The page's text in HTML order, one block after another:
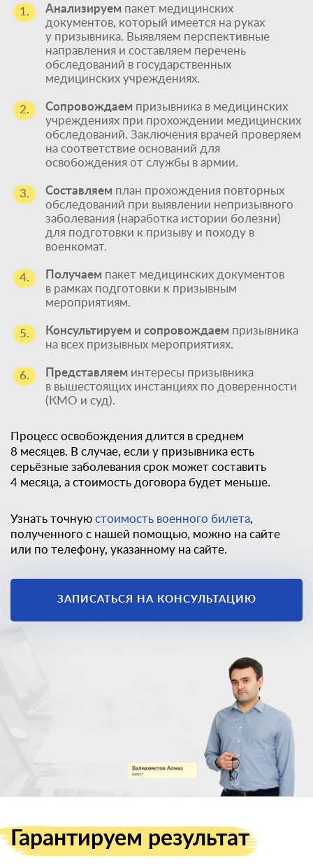
Единственный
законный способ
получить
1. Анализируем пакет медицинских
документов, который имеется на руках
у призывника. Выявляем перспективные
направления и составляем перечень
обследований в государственных
медицинских учреждениях.
2. Сопровождаем призывника в медицинских
учреждениях при прохождении медицинских
обследований. Заключения врачей проверяем
на соответствие оснований для
освобождения от службы в армии.
3. Составляем план прохождения повторных
обследований при выявлении непризывного
заболевания (наработка истории болезни)
для подготовки к призыву и походу в
военкомат.
4. Получаем пакет медицинских документов
в рамках подготовки к призывным
мероприятиям.
5. Консультируем и сопровождаем призывника
на всех призывных мероприятиях.
6. Представляем интересы призывника
в вышестоящих инстанциях по доверенности
(КМО и суд).
Процесс освобождения длится в среднем
8 месяцев. В случае, если у призывника есть
серьёзные заболевания срок может составить
4 месяца, а стоимость договора будет меньше.
Узнать точную стоимость военного билета,
полученного с нашей помощью, можно на сайте
или по телефону, указанному на сайте.
ЗАПИСАТЬСЯ НА КОНСУЛЬТАЦИЮ
Гарантируем результат